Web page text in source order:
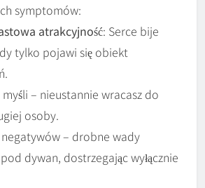
symptomów:
atrakcyjność: Serce bije
tylko pojawi się obiekt
– nieustannie wracasz do
osoby.
– drobne wady
dywan, dostrzegając wyłącznie